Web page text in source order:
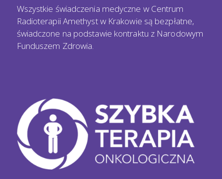
Wszystkie świadczenia medyczne w Centrum
Radioterapii Amethyst w Krakowie są bezpłatne,
świadczone na podstawie kontraktu z Narodowym
Funduszem Zdrowia.